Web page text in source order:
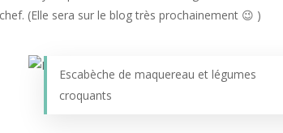
(Elle sera sur le blog très prochainement 😉 )
Escabèche de maquereau et légumes
croquants